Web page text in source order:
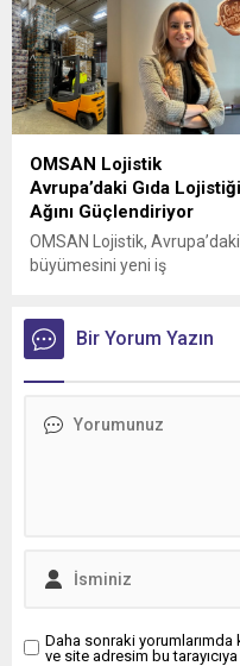
OMSAN Lojistik
Avrupa’daki Gıda Lojistiği
Ağını Güçlendiriyor
OMSAN Lojistik, Avrupa’daki
büyümesini yeni iş
Bir Yorum Yazın
Daha sonraki yorumlarımda
ve site adresim bu